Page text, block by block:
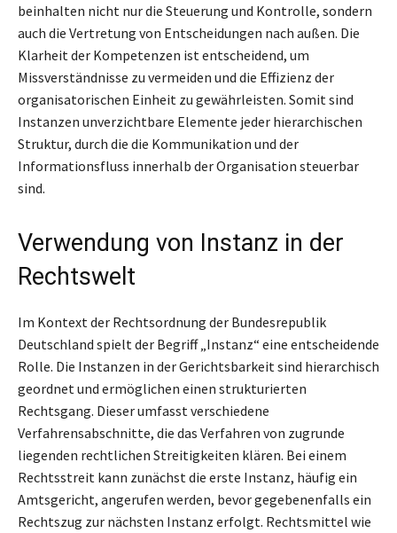
beinhalten nicht nur die Steuerung und Kontrolle, sondern
auch die Vertretung von Entscheidungen nach außen. Die
Klarheit der Kompetenzen ist entscheidend, um
Missverständnisse zu vermeiden und die Effizienz der
organisatorischen Einheit zu gewährleisten. Somit sind
Instanzen unverzichtbare Elemente jeder hierarchischen
Struktur, durch die die Kommunikation und der
Informationsfluss innerhalb der Organisation steuerbar
sind.
Verwendung von Instanz in der
Rechtswelt
Im Kontext der Rechtsordnung der Bundesrepublik
Deutschland spielt der Begriff „Instanz“ eine entscheidende
Rolle. Die Instanzen in der Gerichtsbarkeit sind hierarchisch
geordnet und ermöglichen einen strukturierten
Rechtsgang. Dieser umfasst verschiedene
Verfahrensabschnitte, die das Verfahren von zugrunde
liegenden rechtlichen Streitigkeiten klären. Bei einem
Rechtsstreit kann zunächst die erste Instanz, häufig ein
Amtsgericht, angerufen werden, bevor gegebenenfalls ein
Rechtszug zur nächsten Instanz erfolgt. Rechtsmittel wie